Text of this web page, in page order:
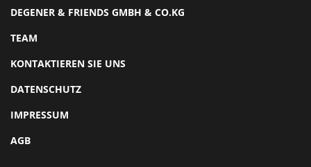
DEGENER & FRIENDS GMBH & CO.KG
TEAM
KONTAKTIEREN SIE UNS
DATENSCHUTZ
IMPRESSUM
AGB